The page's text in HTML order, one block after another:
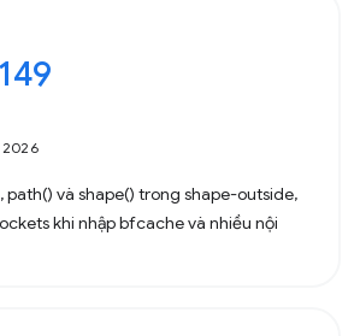
path() và shape() trong shape-outside,
khi nhập bfcache và nhiều nội